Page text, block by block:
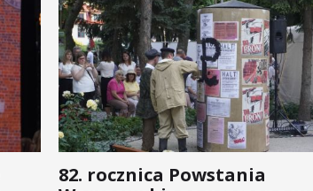
82. rocznica Powstania